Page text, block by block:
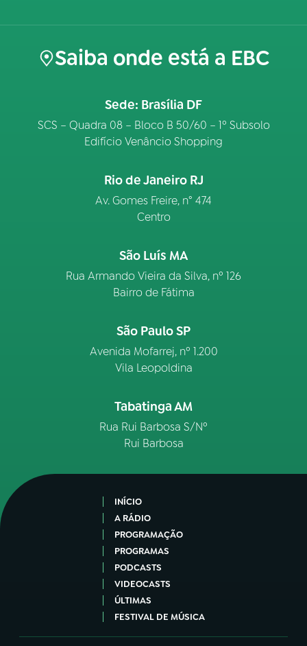
Saiba onde está a EBC
Sede: Brasília DF
SCS – Quadra 08 – Bloco B 50/60 – 1º Subsolo
Edifício Venâncio Shopping
Rio de Janeiro RJ
Av. Gomes Freire, n° 474
Centro
São Luís MA
Rua Armando Vieira da Silva, nº 126
Bairro de Fátima
São Paulo SP
Avenida Mofarrej, nº 1.200
Vila Leopoldina
Tabatinga AM
Rua Rui Barbosa S/Nº
Rui Barbosa
INÍCIO
A RÁDIO
PROGRAMAÇÃO
PROGRAMAS
PODCASTS
VIDEOCASTS
ÚLTIMAS
FESTIVAL DE MÚSICA